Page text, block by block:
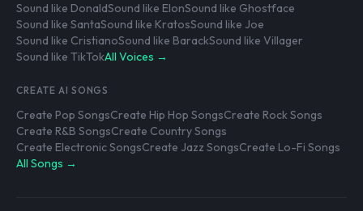
Sound like DonaldSound like ElonSound like Ghostface
Sound like SantaSound like KratosSound like Joe
Sound like CristianoSound like BarackSound like Villager
Sound like TikTokAll Voices →
CREATE AI SONGS
Create Pop SongsCreate Hip Hop SongsCreate Rock Songs
Create R&B SongsCreate Country Songs
Create Electronic SongsCreate Jazz SongsCreate Lo-Fi Songs
All Songs →